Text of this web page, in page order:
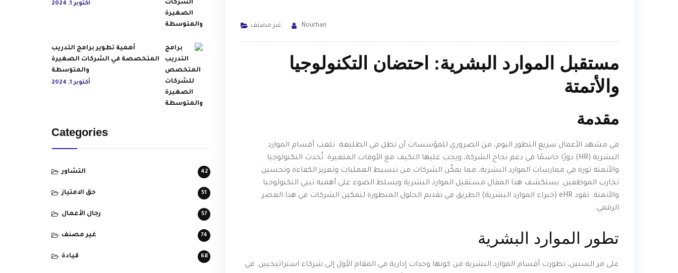
Nourhan غير مصنف
مستقبل الموارد البشرية: احتضان التكنولوجيا
والأتمتة
مقدمة
في مشهد الأعمال سريع التطور اليوم، من الضروري للمؤسسات أن تظل في الطليعة. تلعب أقسام الموارد
البشرية (HR) دورًا حاسمًا في دعم نجاح الشركة، ويجب عليها التكيف مع الأوقات المتغيرة. تُحدث التكنولوجيا
والأتمتة ثورة في ممارسات الموارد البشرية، مما يمكّن الشركات من تبسيط العمليات وتعزيز الكفاءة وتحسين
تجارب الموظفين. يستكشف هذا المقال مستقبل الموارد البشرية ويسلط الضوء على أهمية تبني التكنولوجيا
والأتمتة. تقود eHR (خبراء الموارد البشرية) الطريق في تقديم الحلول المتطورة لتمكين الشركات في هذا العصر
الرقمي.
تطور الموارد البشرية
على مر السنين، تطورت أقسام الموارد البشرية من كونها وحدات إدارية في المقام الأول إلى شركاء استراتيجيين. في
أكتوبر 1, 2024
أهمية تطوير برامج التدريب
المتخصصة في الشركات الصغيرة
والمتوسطة
أكتوبر 1, 2024
Categories
التشاور 42
حق الامتياز 51
رجال الأعمال 57
غير مصنف 74
قيادة 68